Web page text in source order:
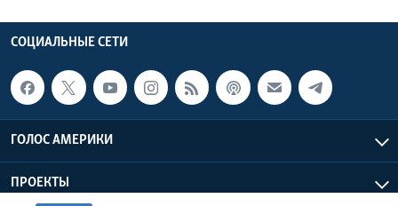
СОЦИАЛЬНЫЕ СЕТИ
ГОЛОС АМЕРИКИ
ПРОЕКТЫ